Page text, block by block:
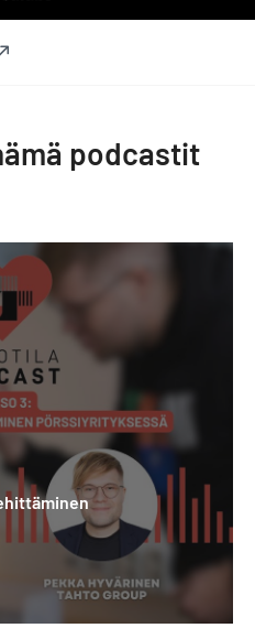
podcastit